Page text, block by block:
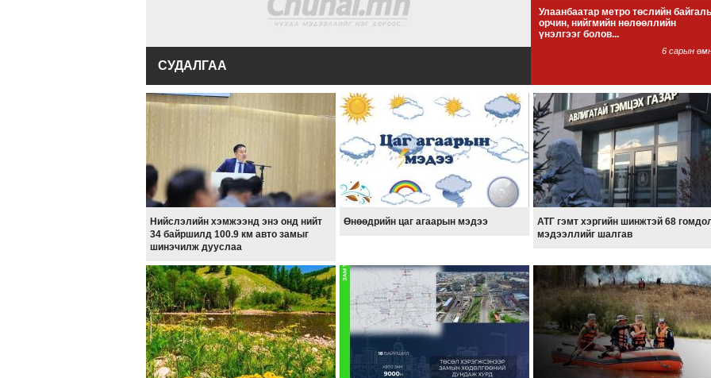
СУДАЛГАА
Улаанбаатар метро төслийн байгаль
орчин, нийгмийн нөлөөллийн
үнэлгээг болов...
6 сарын
Нийслэлийн хэмжээнд энэ онд нийт
34 байршилд 100.9 км авто замыг
шинэчилж дууслаа
Өнөөдрийн цаг агаарын мэдээ
АТГ гэмт хэргийн шинжтэй 68
мэдээллийг шалгав